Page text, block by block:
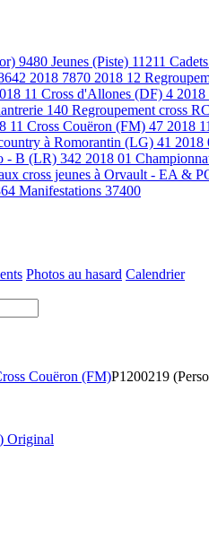
9480 Jeunes (Piste) 11211
2018 7870 2018 12
11 Cross d'Allones (DF) 4
140 Regroupement cross
11 Cross Couëron (FM) 47 2018
à Romorantin (LG) 41 2018
- B (LR) 342 2018 01
cross jeunes à Orvault - EA &
Manifestations 37400
Photos au hasard Calendrier
Couëron (FM)P1200219
Original